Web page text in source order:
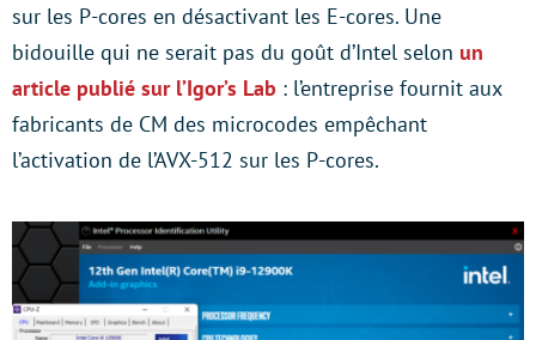
sur les P-cores en désactivant les E-cores. Une
bidouille qui ne serait pas du goût d’Intel selon un
article publié sur l’Igor’s Lab : l’entreprise fournit aux
fabricants de CM des microcodes empêchant
l’activation de l’AVX-512 sur les P-cores.